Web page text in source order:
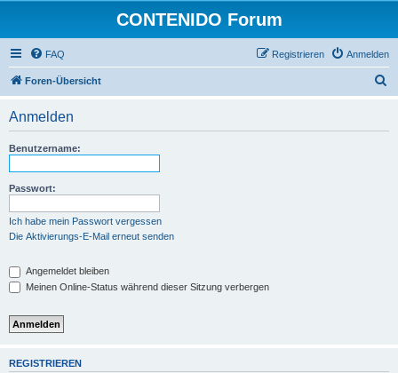
CONTENIDO Forum
FAQ Anmelden
Registrieren
Foren-Übersicht
Anmelden
Benutzername:
Passwort:
Ich habe mein Passwort vergessen
Die Aktivierungs-E-Mail erneut senden
Angemeldet bleiben
Meinen Online-Status während dieser Sitzung verbergen
REGISTRIEREN